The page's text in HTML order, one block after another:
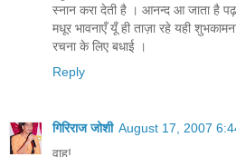
स्नान करा देती है । आनन्द आ जाता है
मधूर भावनाएँ यूँ ही ताज़ा रहे यही
रचना के लिए बधाई ।
Reply
गिरिराज जोशी August 17, 2007
वाह!